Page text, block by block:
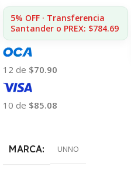
5% OFF · Transferencia
Santander o PREX: $784.69
12 de $70.90
10 de $85.08
MARCA UNNO